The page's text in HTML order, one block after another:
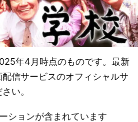
年4月時点のものです。最新
信サービスのオフィシャルサ
い。
ションが含まれています